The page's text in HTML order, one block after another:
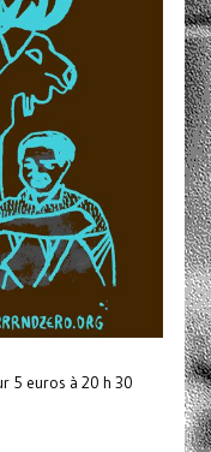
5 euros à 20 h 30